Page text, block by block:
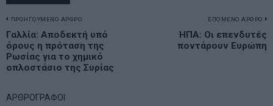
Πλοήγηση
άρθρων
ΠΡΟΗΓΟΥΜΕΝΟ ΑΡΘΡΟ
Previous
post:
Γαλλία: Αποδεκτή υπό
όρους η πρόταση της
Ρωσίας για το χημικό
οπλοστάσιο της Συρίας
ΕΠΟΜΕΝΟ ΑΡΘΡΟ
ΗΠΑ: Οι επενδυτές
ποντάρουν Ευρώπη
ΑΡΘΡΟΓΡΑΦΟΙ